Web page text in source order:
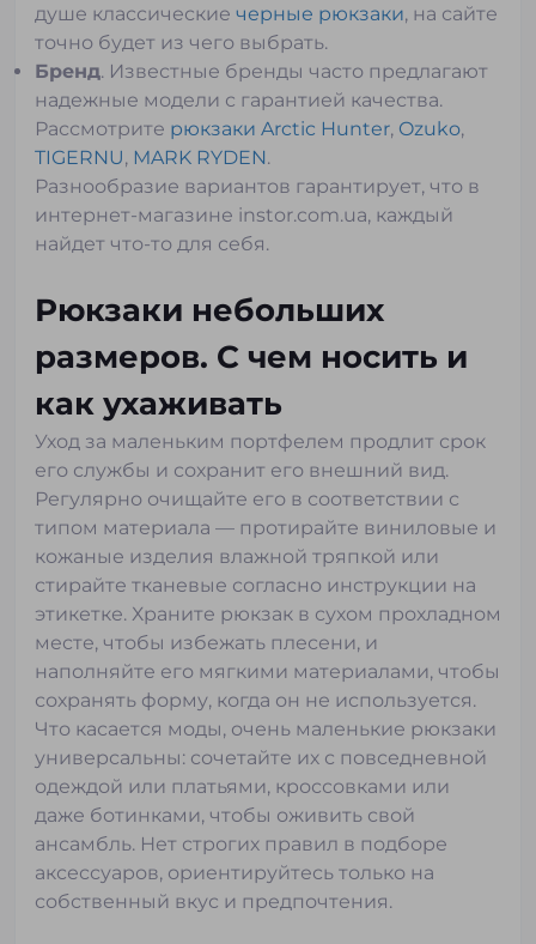
душе классические черные рюкзаки, на сайте
точно будет из чего выбрать.
Бренд. Известные бренды часто предлагают
надежные модели с гарантией качества.
Рассмотрите рюкзаки Arctic Hunter, Ozuko,
TIGERNU, MARK RYDEN.
Разнообразие вариантов гарантирует, что в
интернет-магазине instor.com.ua, каждый
найдет что-то для себя.
Рюкзаки небольших
размеров. С чем носить и
как ухаживать
Уход за маленьким портфелем продлит срок
его службы и сохранит его внешний вид.
Регулярно очищайте его в соответствии с
типом материала — протирайте виниловые и
кожаные изделия влажной тряпкой или
стирайте тканевые согласно инструкции на
этикетке. Храните рюкзак в сухом прохладном
месте, чтобы избежать плесени, и
наполняйте его мягкими материалами, чтобы
сохранять форму, когда он не используется.
Что касается моды, очень маленькие рюкзаки
универсальны: сочетайте их с повседневной
одеждой или платьями, кроссовками или
даже ботинками, чтобы оживить свой
ансамбль. Нет строгих правил в подборе
аксессуаров, ориентируйтесь только на
собственный вкус и предпочтения.